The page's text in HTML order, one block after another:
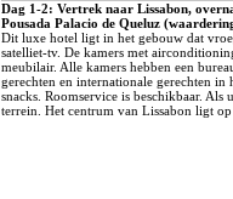
Dag 1-2: Vertrek naar Lissabon,
Pousada Palacio de Queluz
Dit luxe hotel ligt in het gebouw dat
satelliet-tv. De kamers met
meubilair. Alle kamers hebben een
gerechten en internationale gerechten in
snacks. Roomservice is beschikbaar.
terrein. Het centrum van Lissabon ligt